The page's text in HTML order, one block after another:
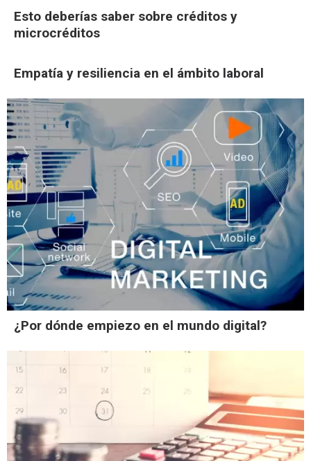
Esto deberías saber sobre créditos y
microcréditos
Empatía y resiliencia en el ámbito laboral
¿Por dónde empiezo en el mundo digital?